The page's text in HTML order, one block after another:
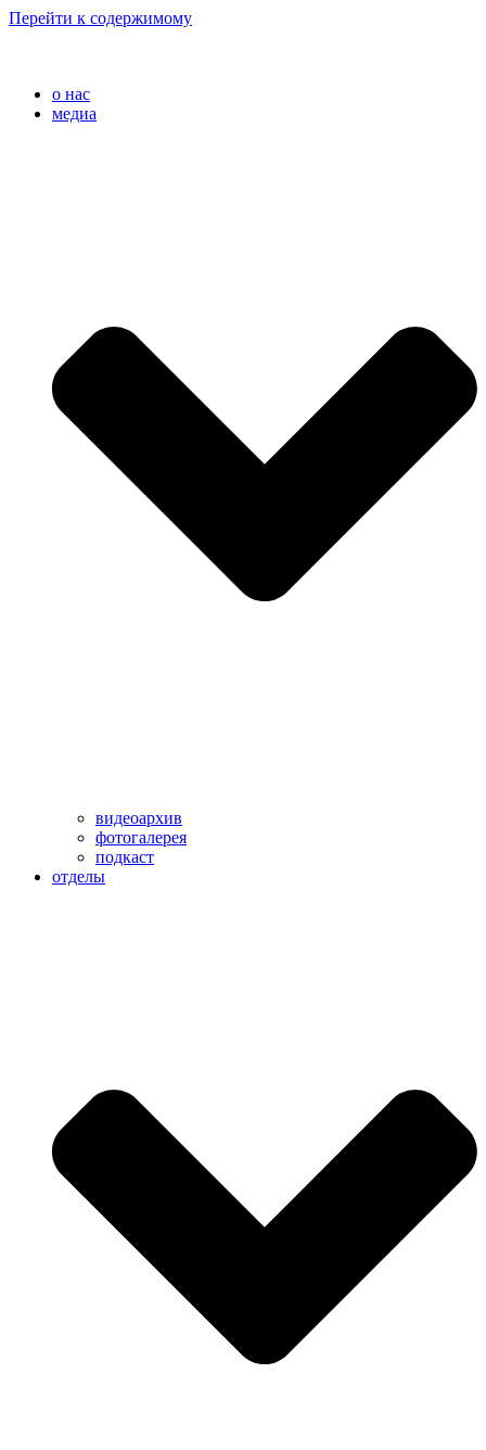
Перейти к содержимому
o нас
медиа
видеоархив
фотогалерея
подкаст
отделы